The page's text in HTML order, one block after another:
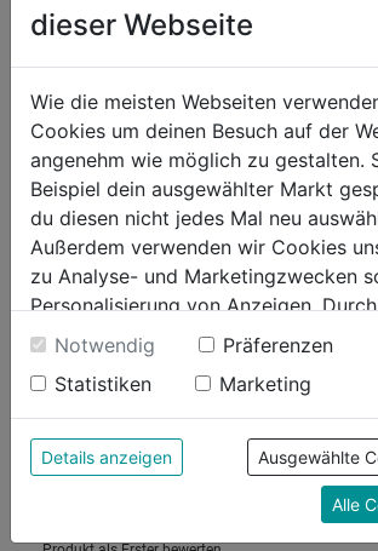
Bewertung
dieser Webseite
Wie die meisten Webseiten
Cookies um deinen Besuch auf der
angenehm wie möglich zu gestalten.
Beispiel dein ausgewählter Markt
du diesen nicht jedes Mal neu
Außerdem verwenden wir Cookies
zu Analyse- und Marketingzwecken
Personalisierung von Anzeigen.
Einwilligung werden die Daten von
unter anderem auch in den USA,
Durch Klick auf "Alle Cookies
der Verwendung aller Cookies zu.
anzeigen" findest du alle Infos zu den
unterschiedlichen Cookies, unter
Konfigurieren" kannst du auswählen,
du zulassen möchtest und welche
Notwendig
Präferenzen
Statistiken
Marketing
Details anzeigen Ausgewählte
Alle